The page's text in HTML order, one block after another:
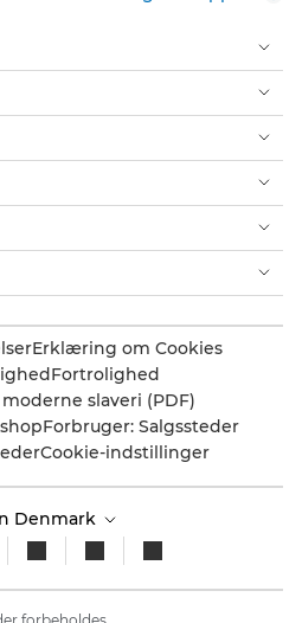
Erklæring om Cookies
Fortrolighed
slaveri (PDF)
Forbruger: Salgssteder
Cookie-indstillinger
Denmark